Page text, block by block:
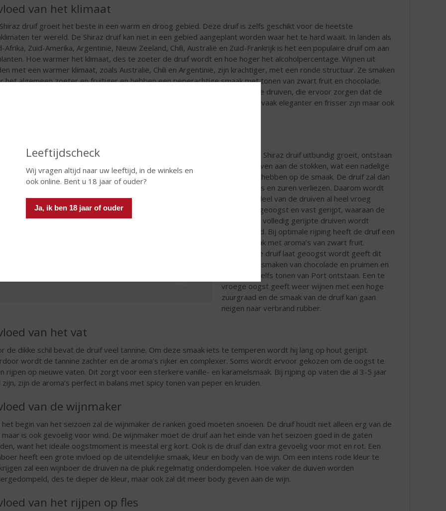
Leeftijdscheck
Wij vragen altijd naar uw leeftijd, in de winkels en
ook online. Bent u 18 jaar of ouder?
Ja, ik ben 18 jaar of ouder
van het klimaat
druif groeit het beste in een warm en droog gebied. Deze druif is zelfs geschikt voor de heetste
ter wereld. De Shiraz druif kan niet in een gebied aangeplant worden waar het te hard waait. In landen als
Afrika, Zuid-Amerika, Argentinië, Nieuw Zeeland, Chili, Australië en Zuid-Frankrijk is het een populaire druif om aan
Hoe warmer het klimaat, des te zoeter de druif wordt en hoe hoger het alcoholpercentage. Wijnen uit
met een warmer klimaat, zoals Australië, Chili en Argentinië, zijn krachtiger, met een ronde structuur. Ze smaken
het algemeen zoeter en fruitiger en hebben een peperachtige smaak met tonen van zwart fruit en chocolade.
de koelere nachten aan het einde van de zomer ontstaan geconcentreerde druiven, die ervoor zorgen dat de
uit landen met een koeler klimaat, zoals Zuid-Frankrijk en Nieuw Zeeland, vaak eleganter en frisser zijn maar ook
Doordat de Shiraz druif uitbundig groeit, ontstaan
er veel druiven aan de stokken, wat een nadelige
invloed kan hebben op de smaak. De druif zal dan
snel aroma’s en zuren verliezen. Daarom wordt
soms een deel van de druiven al heel vroeg
handmatig geoogst en vast gerijpt, waaraan de
rest van de volledig gerijpte druiven wordt
toegevoegd. Bij optimale rijping heeft de druif een
zoete smaak met aroma’s van zwart fruit.
Wanneer de druif laat geoogst wordt geeft dit
wijnen met smaken van chocolade en pruimen en
er kunnen zelfs tonen van Port ontstaan. Een te
vroege oogst geeft weer wijnen met een hoge
zuurgraad en de smaak van de druif kan gaan
neigen naar verbrand rubber.
van het vat
de dikke schil bevat de druif veel tannine. Om deze smaak iets te temperen wordt hij lang op hout gerijpt.
wordt de tannine zachter en de aroma’s rijker en complexer. Soms wordt ervoor gekozen om de oogst te
rijpen op nieuwe vaten. Dit zorgt voor een sterkere vanille- en karamelsmaak. Bij rijping op vaten die al 3-5 jaar
zijn, zijn de aroma’s perfect in balans met spicy tonen van peper en kruiden.
van de wijnmaker
het begin van het seizoen zal de wijnmaker de ranken goed moeten snoeien. De druif houdt niet alleen erg van de
maar is ook gevoelig voor wind. De wijnmaker moet de druif aan het einde van het seizoen goed in de gaten
want het ideale oogstmoment is meestal erg kort. Ook is de druif dan extra gevoelig voor mot en rot. Een
heeft een grote invloed op de uiteindelijke smaak, kleur en body van de wijn. Om een intens rode kleur te
zal een wijnboer de druiven na de pluk regelmatig onderdompelen. Hoe vaker de duiven worden
des te dieper de kleur, maar ook zal dit meer body geven aan de wijn.
van het rijpen op fles